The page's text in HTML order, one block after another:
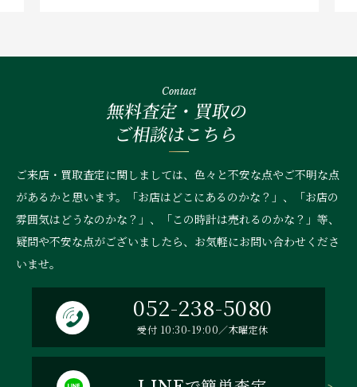
Contact
無料査定・買取の
ご相談はこちら
ご来店・買取査定に関しましては、色々と不安な点やご不明な点
があるかと思います。「お店はどこにあるのかな？」、
「お店の
雰囲気はどうなのかな？」、「この時計は売れるのかな？」等、
疑問や不安な点がございましたら、お気軽にお問い合わせくださ
いませ。
052-238-5080
受付 10:30-19:00／木曜定休